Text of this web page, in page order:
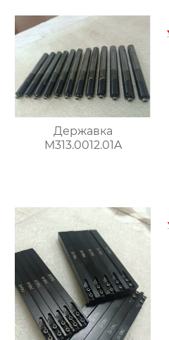
Державка
M313.0012.01A